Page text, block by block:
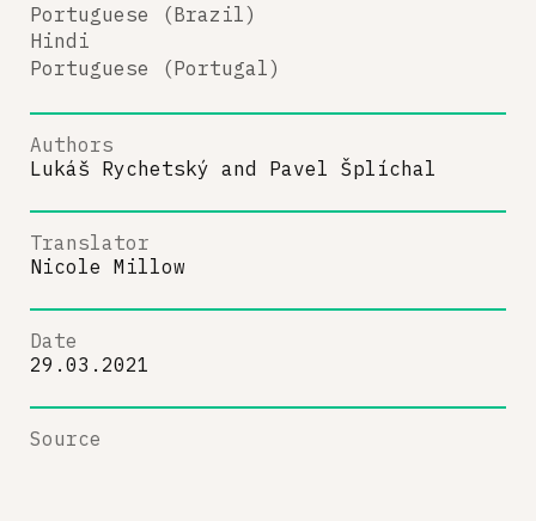
Portuguese (Brazil)
Hindi
Portuguese (Portugal)
Authors
Lukáš Rychetský and Pavel Šplíchal
Translator
Nicole Millow
Date
29.03.2021
Source